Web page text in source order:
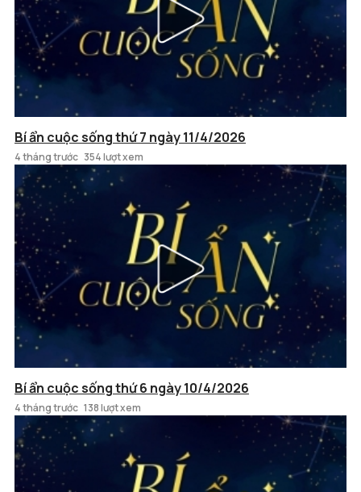
Bí ẩn cuộc sống thứ 7 ngày 11/4/2026
4 tháng trước 354 lượt xem
Bí ẩn cuộc sống thứ 6 ngày 10/4/2026
4 tháng trước 138 lượt xem